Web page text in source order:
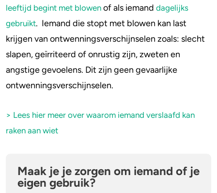
Alcohol
Paddo’s en truffels
Ayahuasca
Benzodiazepines
Stoppen of minderen
Verkeer
Trends & Cijfers
Stel een vraag
leeftijd begint met blowen of als iemand dagelijks
gebruikt. Iemand die stopt met blowen kan last
krijgen van ontwenningsverschijnselen zoals: slecht
slapen, geïrriteerd of onrustig zijn, zweten en
angstige gevoelens. Dit zijn geen gevaarlijke
ontwenningsverschijnselen.
> Lees hier meer over waarom iemand verslaafd kan
raken aan wiet
Maak je je zorgen om iemand of je
eigen gebruik?